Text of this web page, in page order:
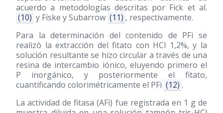
acuerdo a metodologías descritas por Fick et al.
(10) y Fiske y Subarrow (11) , respectivamente.
Para la determinación del contenido de PFi se
realizó la extracción del fitato con HCl 1,2%, y la
solución resultante se hizo circular a través de una
resina de intercambio iónico, eluyendo primero el
P inorgánico, y posteriormente el fitato,
cuantificando colorimétricamente el PFi (12) .
La actividad de fitasa (AFi) fue registrada en 1 g de